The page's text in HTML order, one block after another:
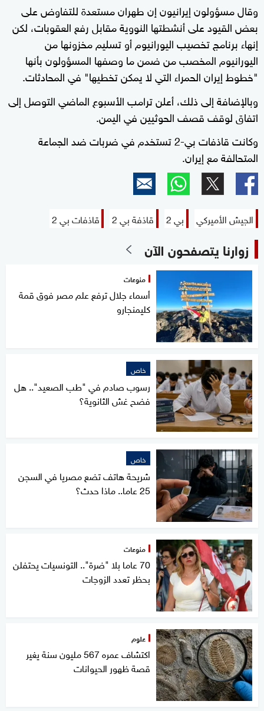
وقال مسؤولون إيرانيون إن طهران مستعدة للتفاوض على
بعض القيود على أنشطتها النووية مقابل رفع العقوبات، لكن
إنهاء برنامج تخصيب اليورانيوم أو تسليم مخزونها من
اليورانيوم المخصب من ضمن ما وصفها المسؤولون بأنها
"خطوط إيران الحمراء التي لا يمكن تخطيها" في المحادثات.
وبالإضافة إلى ذلك، أعلن ترامب الأسبوع الماضي التوصل إلى
اتفاق لوقف قصف الحوثيين في ​​اليمن.
وكانت قاذفات بي-2 تستخدم في ضربات ضد الجماعة
المتحالفة مع إيران.
الجيش الأميركي بي 2 قاذفة بي 2 قاذفات بي 2
زوارنا يتصفحون الآن
منوعات
أسماء جلال ترفع علم مصر فوق قمة
كليمنجارو
خاص
رسوب صادم في "طب الصعيد".. هل
فضح غش الثانوية؟
خاص
شريحة هاتف تضع مصريا في السجن
25 عاما.. ماذا حدث؟
منوعات
70 عاما بلا "ضرة".. التونسيات يحتفلن
بحظر تعدد الزوجات
علوم
اكتشاف عمره 567 مليون سنة يغير
قصة ظهور الحيوانات